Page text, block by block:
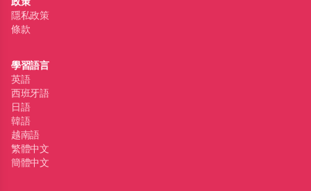
隱私政策
條款
學習語言
英語
西班牙語
日語
韓語
越南語
繁體中文
簡體中文